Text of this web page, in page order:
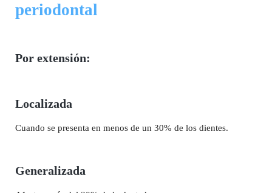
periodontal
Por extensión:
Localizada
Cuando se presenta en menos de un 30% de los dientes.
Generalizada